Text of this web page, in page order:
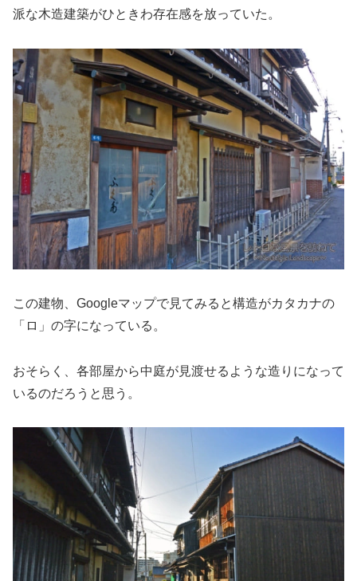
派な木造建築がひときわ存在感を放っていた。
この建物、Googleマップで見てみると構造がカタカナの
「ロ」の字になっている。
おそらく、各部屋から中庭が見渡せるような造りになって
いるのだろうと思う。